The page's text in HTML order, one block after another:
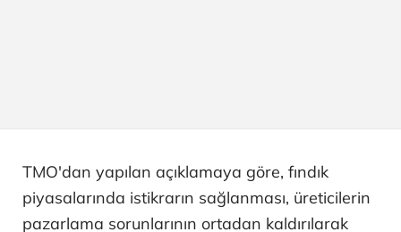
TMO'dan yapılan açıklamaya göre, fındık
piyasalarında istikrarın sağlanması, üreticilerin
pazarlama sorunlarının ortadan kaldırılarak